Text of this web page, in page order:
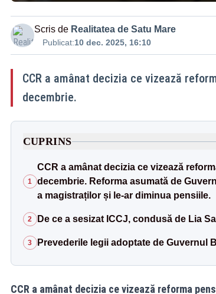
Scris de Realitatea de Satu Mare
Publicat:10 dec. 2025, 16:10
CCR a amânat decizia ce vizează
decembrie.
CUPRINS
1
CCR a amânat decizia ce vizează
decembrie. Reforma asumată de
a magistraților și le-ar diminua pensiile.
2 De ce a sesizat ICCJ, condusă de Lia
3 Prevederile legii adoptate de Guvernul
CCR a amânat decizia ce vizează reforma